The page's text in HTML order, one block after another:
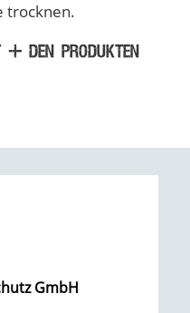
trocknen.
+ DEN PRODUKTEN
GmbH